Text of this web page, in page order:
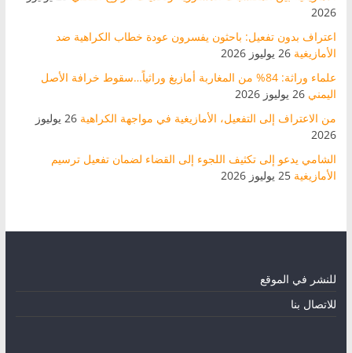
2026
اعتراف بدون تفعيل: باحثون يفسرون عودة خطاب الكراهية ضد
الأمازيغية 26 يوليوز 2026
علماء وراثة: 84% من المغاربة أمازيغ وراثياً…سقوط خرافة الأصل
اليمني 26 يوليوز 2026
من الاعتراف إلى التفعيل، الأمازيغية في مواجهة الكراهية
26 يوليوز
2026
الشامي يدعو إلى تكثيف اللجوء إلى القضاء لضمان تفعيل ترسيم
الأمازيغية 25 يوليوز 2026
للنشر في الموقع
للاتصال بنا